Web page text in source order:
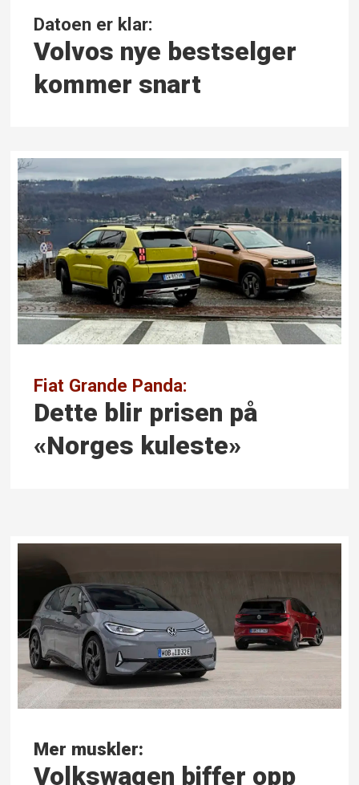
Datoen er klar:
Volvos nye bestselger
kommer snart
Fiat Grande Panda:
Dette blir prisen på
«Norges kuleste»
Mer muskler:
Volkswagen biffer opp